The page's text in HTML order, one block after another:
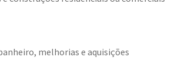
melhorias e aquisições